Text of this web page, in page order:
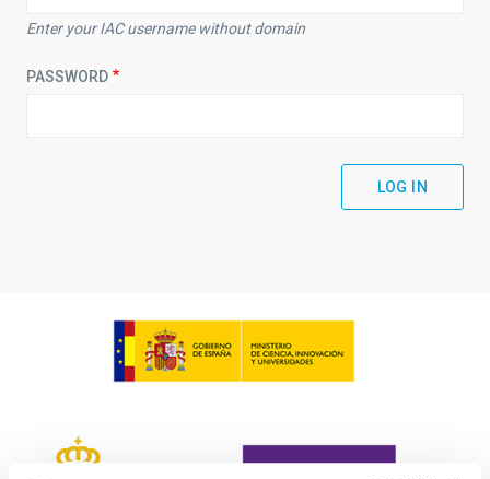
Enter your IAC username without domain
PASSWORD